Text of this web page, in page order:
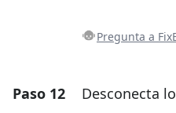
Pregunta a
Agregar
Paso 12 Desconecta